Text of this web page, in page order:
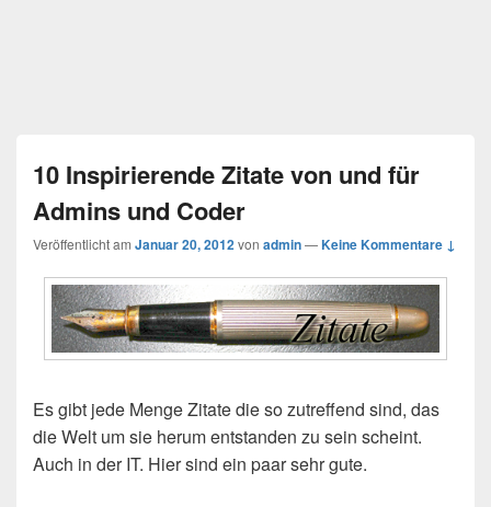
10 Inspirierende Zitate von und für
Admins und Coder
Veröffentlicht am Januar 20, 2012von admin—Keine Kommentare ↓
Es gibt jede Menge Zitate die so zutreffend sind, das
die Welt um sie herum entstanden zu sein scheint.
Auch in der IT. Hier sind ein paar sehr gute.